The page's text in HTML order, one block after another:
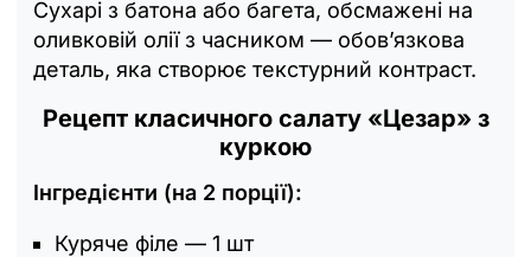
Сухарі з батона або багета, обсмажені на
оливковій олії з часником — обов’язкова
деталь, яка створює текстурний контраст.
Рецепт класичного салату «Цезар» з
куркою
Інгредієнти (на 2 порції):
Куряче філе — 1 шт